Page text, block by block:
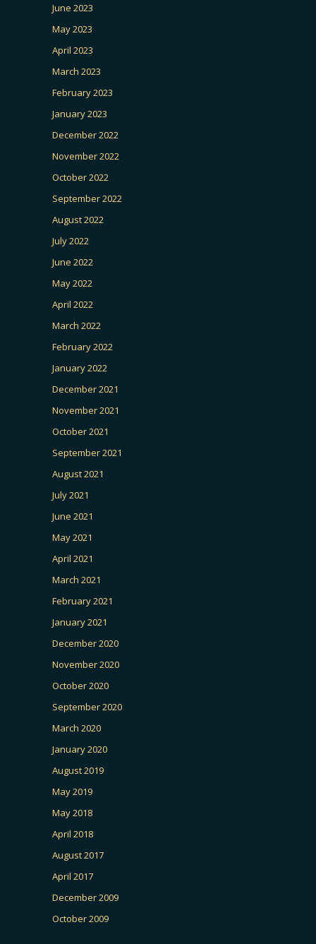
June 2023
May 2023
April 2023
March 2023
February 2023
January 2023
December 2022
November 2022
October 2022
September 2022
August 2022
July 2022
June 2022
May 2022
April 2022
March 2022
February 2022
January 2022
December 2021
November 2021
October 2021
September 2021
August 2021
July 2021
June 2021
May 2021
April 2021
March 2021
February 2021
January 2021
December 2020
November 2020
October 2020
September 2020
March 2020
January 2020
August 2019
May 2019
May 2018
April 2018
August 2017
April 2017
December 2009
October 2009